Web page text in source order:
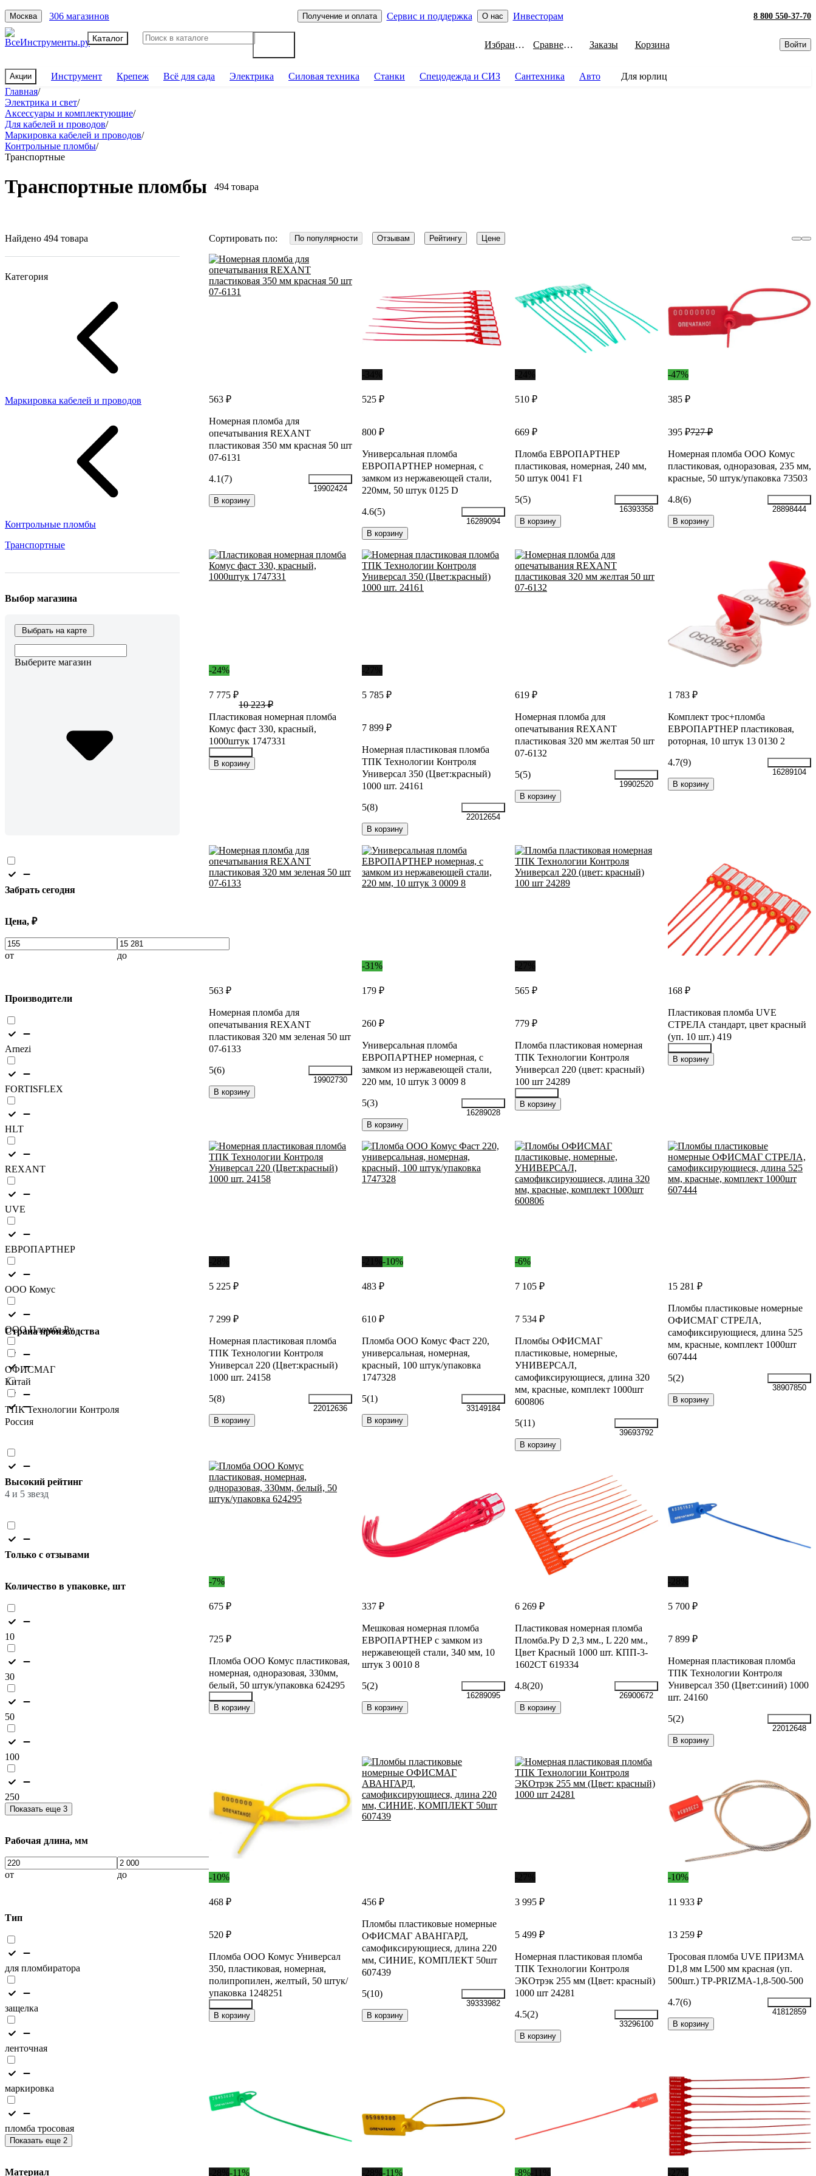
Москва 306 магазинов Получение и оплата Сервис и поддержка О нас Инвесторам 8 800 550-37-70
Каталог
Избранное Сравнение Заказы Корзина Войти
Акции Инструмент Крепеж Всё для сада Электрика Силовая техника Станки Спецодежда и СИЗ Сантехника Авто
Для юрлиц
Главная/
Электрика и свет/
Аксессуары и комплектующие/
Для кабелей и проводов/
Маркировка кабелей и проводов/
Контрольные пломбы/
Транспортные
Транспортные пломбы 494 товара
Найдено 494 товара
Категория
Маркировка кабелей и проводов
Контрольные пломбы
Транспортные
Выбор магазина
Выбрать на карте
Выберите магазин
Забрать сегодня
Цена, ₽
от до
Производители
Arnezi
FORTISFLEX
HLT
REXANT
UVE
ЕВРОПАРТНЕР
ООО Комус
ООО Пломба.Ру
ОФИСМАГ
ТПК Технологии Контроля
Страна производства
Китай
Россия
Высокий рейтинг
4 и 5 звезд
Только с отзывами
Количество в упаковке, шт
10
30
50
100
250
Показать еще 3
Рабочая длина, мм
от до
Тип
для пломбиратора
защелка
ленточная
маркировка
пломба тросовая
Показать еще 2
Материал
Сортировать по: По популярности Отзывам Рейтингу Цене
563 ₽
Номерная пломба для
опечатывания REXANT
пластиковая 350 мм красная 50 шт
07-6131
4.1(7)
19902424
В корзину
525 ₽
800 ₽
Универсальная пломба
ЕВРОПАРТНЕР номерная, с
замком из нержавеющей стали,
220мм, 50 штук 0125 D
4.6(5)
16289094
В корзину
510 ₽
669 ₽
Пломба ЕВРОПАРТНЕР
пластиковая, номерная, 240 мм,
50 штук 0041 F1
5(5)
16393358
В корзину
-47%
385 ₽
395 ₽727 ₽
Номерная пломба ООО Комус
пластиковая, одноразовая, 235 мм,
красные, 50 штук/упаковка 73503
4.8(6)
28898444
В корзину
-24%
7 775 ₽
10 223 ₽
Пластиковая номерная пломба
Комус фаст 330, красный,
1000штук 1747331
30498776
В корзину
5 785 ₽
7 899 ₽
Номерная пластиковая пломба
ТПК Технологии Контроля
Универсал 350 (Цвет:красный)
1000 шт. 24161
5(8)
22012654
В корзину
619 ₽
Номерная пломба для
опечатывания REXANT
пластиковая 320 мм желтая 50 шт
07-6132
5(5)
19902520
В корзину
1 783 ₽
Комплект трос+пломба
ЕВРОПАРТНЕР пластиковая,
роторная, 10 штук 13 0130 2
4.7(9)
16289104
В корзину
563 ₽
Номерная пломба для
опечатывания REXANT
пластиковая 320 мм зеленая 50 шт
07-6133
5(6)
19902730
В корзину
-31%
179 ₽
260 ₽
Универсальная пломба
ЕВРОПАРТНЕР номерная, с
замком из нержавеющей стали,
220 мм, 10 штук 3 0009 8
5(3)
16289028
В корзину
565 ₽
779 ₽
Пломба пластиковая номерная
ТПК Технологии Контроля
Универсал 220 (цвет: красный)
100 шт 24289
34141561
В корзину
168 ₽
Пластиковая пломба UVE
СТРЕЛА стандарт, цвет красный
(уп. 10 шт.) 419
28482416
В корзину
5 225 ₽
7 299 ₽
Номерная пластиковая пломба
ТПК Технологии Контроля
Универсал 220 (Цвет:красный)
1000 шт. 24158
5(8)
22012636
В корзину
-10%
483 ₽
610 ₽
Пломба ООО Комус Фаст 220,
универсальная, номерная,
красный, 100 штук/упаковка
1747328
5(1)
33149184
В корзину
-6%
7 105 ₽
7 534 ₽
Пломбы ОФИСМАГ
пластиковые, номерные,
УНИВЕРСАЛ,
самофиксирующиеся, длина 320
мм, красные, комплект 1000шт
600806
5(11)
39693792
В корзину
15 281 ₽
Пломбы пластиковые номерные
ОФИСМАГ СТРЕЛА,
самофиксирующиеся, длина 525
мм, красные, комплект 1000шт
607444
5(2)
38907850
В корзину
-7%
675 ₽
725 ₽
Пломба ООО Комус пластиковая,
номерная, одноразовая, 330мм,
белый, 50 штук/упаковка 624295
33149046
В корзину
337 ₽
Мешковая номерная пломба
ЕВРОПАРТНЕР с замком из
нержавеющей стали, 340 мм, 10
штук 3 0010 8
5(2)
16289095
В корзину
6 269 ₽
Пластиковая номерная пломба
Пломба.Ру D 2,3 мм., L 220 мм.,
Цвет Красный 1000 шт. КПП-3-
1602СТ 619334
4.8(20)
26900672
В корзину
5 700 ₽
7 899 ₽
Номерная пластиковая пломба
ТПК Технологии Контроля
Универсал 350 (Цвет:синий) 1000
шт. 24160
5(2)
22012648
В корзину
-10%
468 ₽
520 ₽
Пломба ООО Комус Универсал
350, пластиковая, номерная,
полипропилен, желтый, 50 штук/
упаковка 1248251
33149016
В корзину
456 ₽
Пломбы пластиковые номерные
ОФИСМАГ АВАНГАРД,
самофиксирующиеся, длина 220
мм, СИНИЕ, КОМПЛЕКТ 50шт
607439
5(10)
39333982
В корзину
3 995 ₽
5 499 ₽
Номерная пластиковая пломба
ТПК Технологии Контроля
ЭКОтрэк 255 мм (Цвет: красный)
1000 шт 24281
4.5(2)
33296100
В корзину
-10%
11 933 ₽
13 259 ₽
Тросовая пломба UVE ПРИЗМА
D1,8 мм L500 мм красная (уп.
500шт.) TP-PRIZMA-1,8-500-500
4.7(6)
41812859
В корзину
-11% -11% -8%